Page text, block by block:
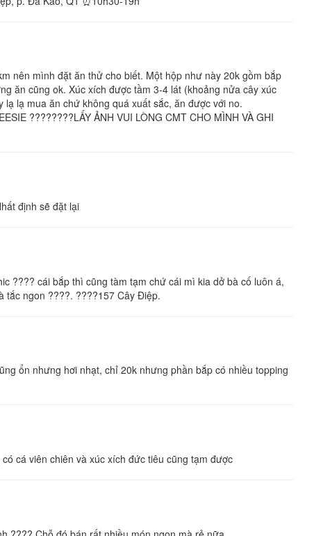
nên mình đặt ăn thử cho biết. Một hộp như này 20k gồm bắp
ăn cũng ok. Xúc xích được tầm 3-4 lát (khoảng nửa cây xúc
lạ mua ăn chứ không quá xuất sắc, ăn được với no.
????????LẤY ẢNH VUI LÒNG CMT CHO MÌNH VÀ GHI
định sẽ đặt lại
???? cái bắp thì cũng tàm tạm chứ cái mì kia dở bà cố luôn á,
tắc ngon ????. ????157 Cây Điệp.
ổn nhưng hơi nhạt, chỉ 20k nhưng phần bắp có nhiều topping
cá viên chiên và xúc xích đức tiêu cũng tạm được